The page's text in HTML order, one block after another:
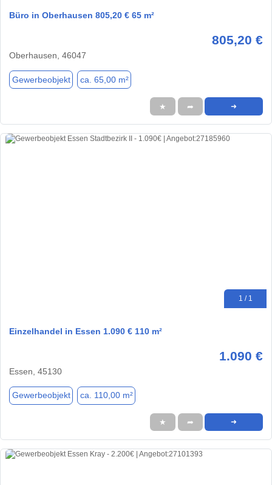
Büro in Oberhausen 805,20 € 65 m²
805,20 €
Oberhausen, 46047
Gewerbeobjekt ca. 65,00 m²
★ ➦ ➜
1 / 1
Einzelhandel in Essen 1.090 € 110 m²
1.090 €
Essen, 45130
Gewerbeobjekt ca. 110,00 m²
★ ➦ ➜